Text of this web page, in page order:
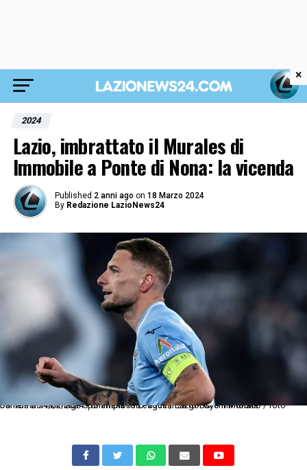
2024
Lazio, imbrattato il Murales di
Immobile a Ponte di Nona: la vicenda
Published 2 anni ago on 18 Marzo 2024
By Redazione LazioNews24
Db Roma 14/02/2024 - Champions League / Lazio-Bayern Monaco / foto Daniele Buffa/Image Sport nella foto: esultanza gol Ciro Immobile
×